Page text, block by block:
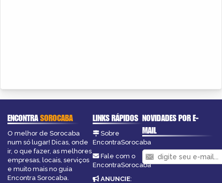
ENCONTRASOROCABA
O melhor de Sorocaba
num só lugar! Dicas, onde
ir, o que fazer, as melhores
empresas, locais, serviços
e muito mais no guia
Encontra Sorocaba.
LINKS RÁPIDOS
Sobre
EncontraSorocaba
Fale com o
EncontraSorocaba
ANUNCIE:
NOVIDADES POR E-
MAIL